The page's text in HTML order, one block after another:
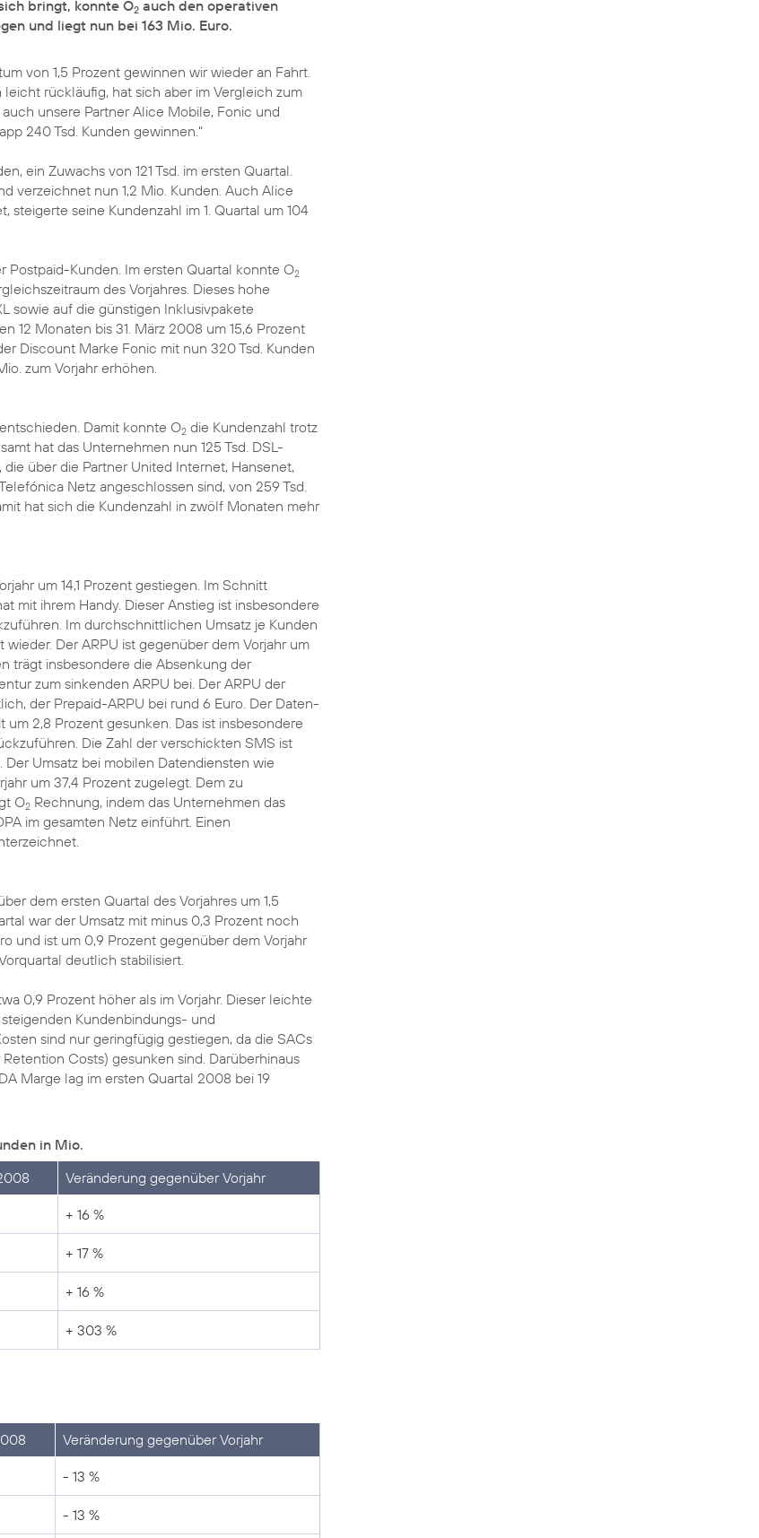
bringt, konnte O2 auch den operativen
und liegt nun bei 163 Mio. Euro.
von 1,5 Prozent gewinnen wir wieder an Fahrt.
rückläufig, hat sich aber im Vergleich zum
unsere Partner Alice Mobile, Fonic und
240 Tsd. Kunden gewinnen."
ein Zuwachs von 121 Tsd. im ersten Quartal.
verzeichnet nun 1,2 Mio. Kunden. Auch Alice
steigerte seine Kundenzahl im 1. Quartal um 104
Postpaid-Kunden. Im ersten Quartal konnte O2
des Vorjahres. Dieses hohe
sowie auf die günstigen Inklusivpakete
12 Monaten bis 31. März 2008 um 15,6 Prozent
Discount Marke Fonic mit nun 320 Tsd. Kunden
zum Vorjahr erhöhen.
Damit konnte O2 die Kundenzahl trotz
hat das Unternehmen nun 125 Tsd. DSL-
über die Partner United Internet, Hansenet,
Netz angeschlossen sind, von 259 Tsd.
hat sich die Kundenzahl in zwölf Monaten mehr
um 14,1 Prozent gestiegen. Im Schnitt
mit ihrem Handy. Dieser Anstieg ist insbesondere
Im durchschnittlichen Umsatz je Kunden
Der ARPU ist gegenüber dem Vorjahr um
trägt insbesondere die Absenkung der
zum sinkenden ARPU bei. Der ARPU der
der Prepaid-ARPU bei rund 6 Euro. Der Daten-
2,8 Prozent gesunken. Das ist insbesondere
Die Zahl der verschickten SMS ist
Umsatz bei mobilen Datendiensten wie
um 37,4 Prozent zugelegt. Dem zu
O2 Rechnung, indem das Unternehmen das
im gesamten Netz einführt. Einen
dem ersten Quartal des Vorjahres um 1,5
war der Umsatz mit minus 0,3 Prozent noch
und ist um 0,9 Prozent gegenüber dem Vorjahr
deutlich stabilisiert.
0,9 Prozent höher als im Vorjahr. Dieser leichte
Kundenbindungs- und
sind nur geringfügig gestiegen, da die SACs
Costs) gesunken sind. Darüberhinaus
Marge lag im ersten Quartal 2008 bei 19
in Mio.
Veränderung gegenüber Vorjahr
+ 16 %
+ 17 %
+ 16 %
+ 303 %
Veränderung gegenüber Vorjahr
- 13 %
- 13 %